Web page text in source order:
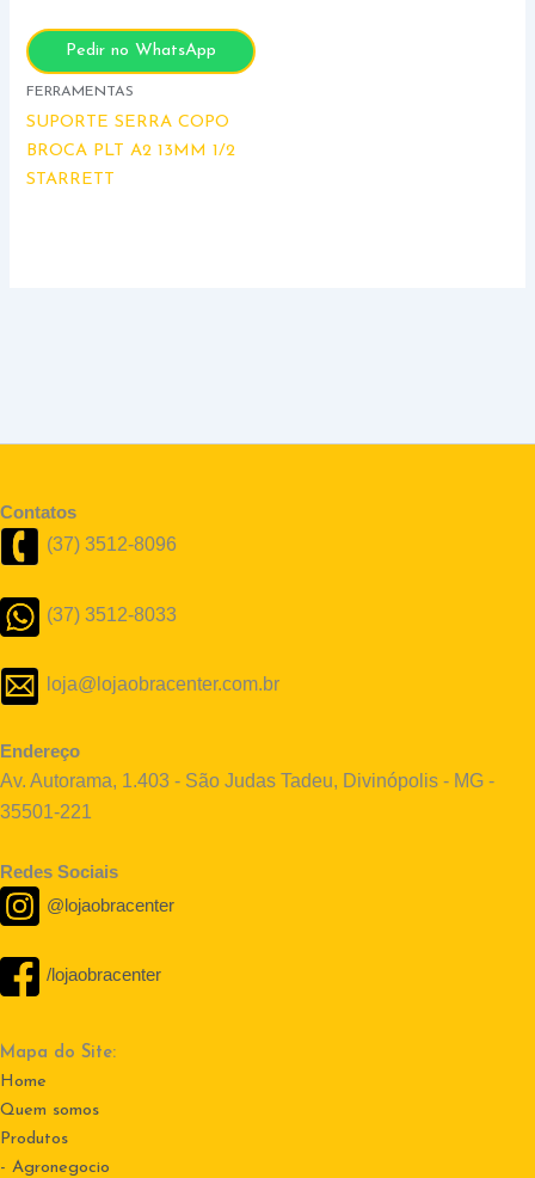
Pedir no WhatsApp
FERRAMENTAS
SUPORTE SERRA COPO
BROCA PLT A2 13MM 1/2
STARRETT
Contatos
(37) 3512-8096
(37) 3512-8033
loja@lojaobracenter.com.br
Endereço
Av. Autorama, 1.403 - São Judas Tadeu, Divinópolis - MG -
35501-221
Redes Sociais
@lojaobracenter
/lojaobracenter
Mapa do Site:
Home
Quem somos
Produtos
- Agronegocio